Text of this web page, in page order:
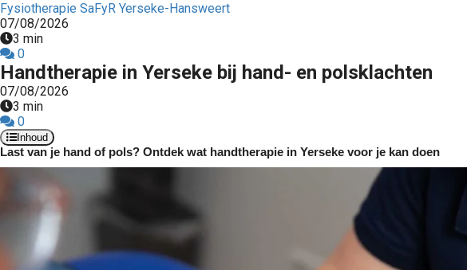
Fysiotherapie SaFyR Yerseke-Hansweert
07/08/2026
3 min
0
Handtherapie in Yerseke bij hand- en polsklachten
07/08/2026
3 min
0
Inhoud
Last van je hand of pols? Ontdek wat handtherapie in Yerseke voor je kan doen